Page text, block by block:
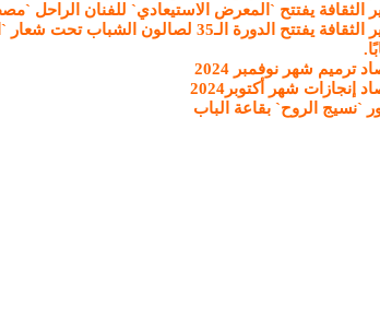
الثقافة يفتتح `المعرض الاستيعادي` للفنان الراحل
ترميم شهر نوفمبر 2024
إنجازات شهر أكتوبر2024
`نسيج الروح` بقاعة الباب